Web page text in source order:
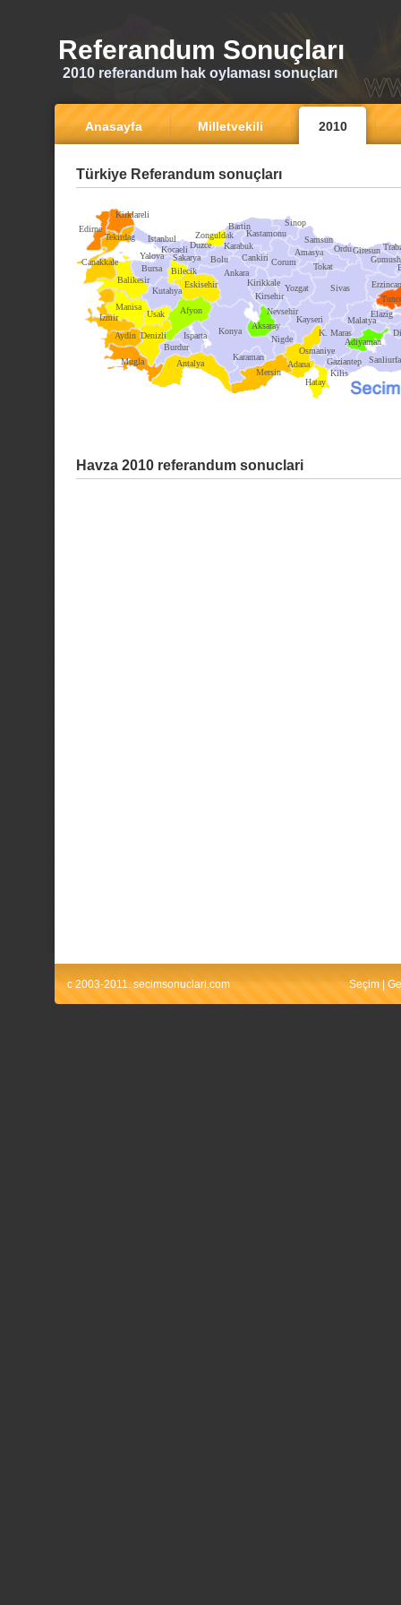
Referandum Sonuçları
2010 referandum hak oylaması sonuçları
Anasayfa Milletvekili 2010
Türkiye Referandum sonuçları
Ankara
Kirklareli
Edirne
Tekirdag
Canakkale
Balikesir
Bursa
Istanbul
Kocaeli
Sakarya
Zonguldak
Bolu
Bilecik
Eskisehir
Kutahya
Manisa
Izmir
Aydin
Mugla
Denizli
Burdur
Usak Afyon
Isparta
Antalya
Konya
Mersin
Kirsehir
Cankiri
Kastamonu
Sinop
Corum
Yozgat
Nevsehir
Nigde
Adana
Hatay
K. Maras
Kayseri
Sivas
Tokat
Amasya
Samsun
OrduGiresun
Erzincan
Malatya
Gaziantep Sanliurfa
Adiyaman
Elazig
Kirikkale
Karaman
Aksaray
Kilis
Duzce Karabuk
Bartin
Osmaniye
Yalova
Havza 2010 referandum sonuclari
c 2003-2011. secimsonuclari.com Seçim